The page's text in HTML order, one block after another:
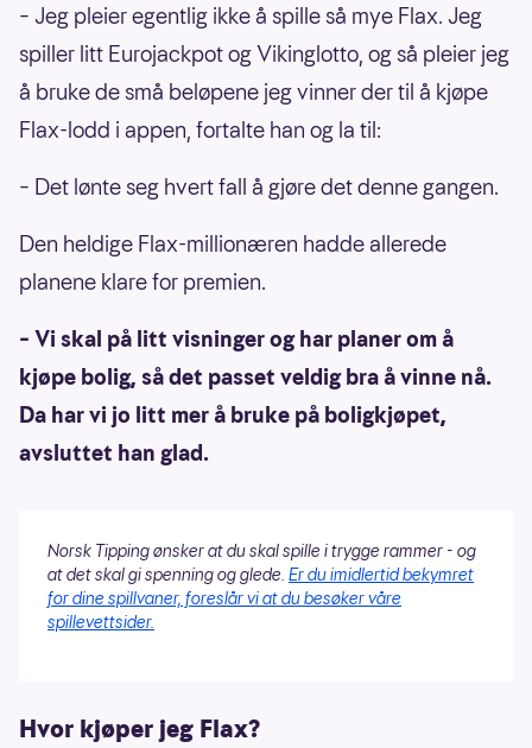
– Jeg pleier egentlig ikke å spille så mye Flax. Jeg
spiller litt Eurojackpot og Vikinglotto, og så pleier jeg
å bruke de små beløpene jeg vinner der til å kjøpe
Flax-lodd i appen, fortalte han og la til:
– Det lønte seg hvert fall å gjøre det denne gangen.
Den heldige Flax-millionæren hadde allerede
planene klare for premien.
– Vi skal på litt visninger og har planer om å
kjøpe bolig, så det passet veldig bra å vinne nå.
Da har vi jo litt mer å bruke på boligkjøpet,
avsluttet han glad.
Norsk Tipping ønsker at du skal spille i trygge rammer - og
at det skal gi spenning og glede. Er du imidlertid bekymret
for dine spillvaner, foreslår vi at du besøker våre
spillevettsider.
Hvor kjøper jeg Flax?